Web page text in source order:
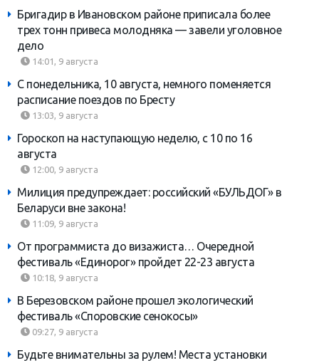
Бригадир в Ивановском районе приписала более
трех тонн привеса молодняка — завели уголовное
дело
14:01, 9 августа
С понедельника, 10 августа, немного поменяется
расписание поездов по Бресту
13:03, 9 августа
Гороскоп на наступающую неделю, с 10 по 16
августа
12:00, 9 августа
Милиция предупреждает: российский «БУЛЬДОГ» в
Беларуси вне закона!
11:09, 9 августа
От программиста до визажиста… Очередной
фестиваль «Единорог» пройдет 22-23 августа
10:18, 9 августа
В Березовском районе прошел экологический
фестиваль «Споровские сенокосы»
09:27, 9 августа
Будьте внимательны за рулем! Места установки